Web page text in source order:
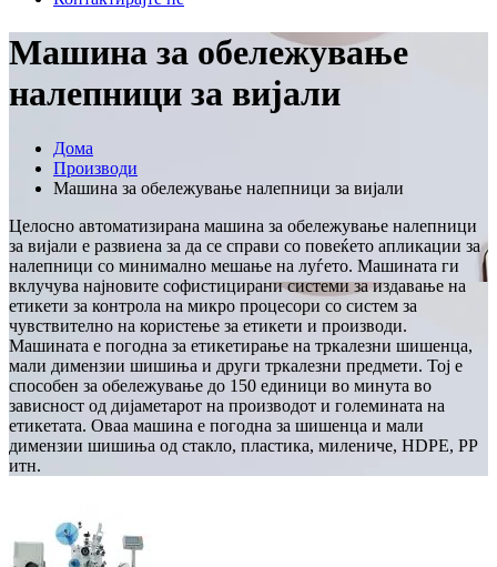
Машина за обележување
налепници за вијали
Дома
Производи
Машина за обележување налепници за вијали
Целосно автоматизирана машина за обележување налепници
за вијали е развиена за да се справи со повеќето апликации за
налепници со минимално мешање на луѓето. Машината ги
вклучува најновите софистицирани системи за издавање на
етикети за контрола на микро процесори со систем за
чувствително на користење за етикети и производи.
Машината е погодна за етикетирање на тркалезни шишенца,
мали димензии шишиња и други тркалезни предмети. Тој е
способен за обележување до 150 единици во минута во
зависност од дијаметарот на производот и големината на
етикетата. Оваа машина е погодна за шишенца и мали
димензии шишиња од стакло, пластика, милениче, HDPE, PP
итн.